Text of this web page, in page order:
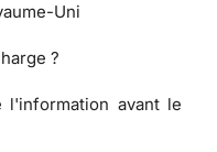
Uni
?
l'information avant le